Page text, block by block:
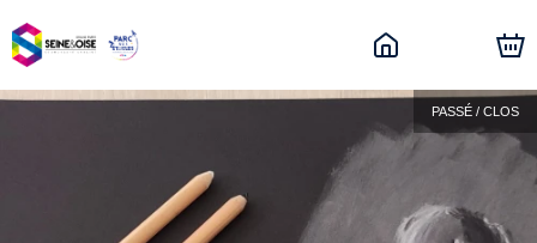
PASSÉ / CLOS